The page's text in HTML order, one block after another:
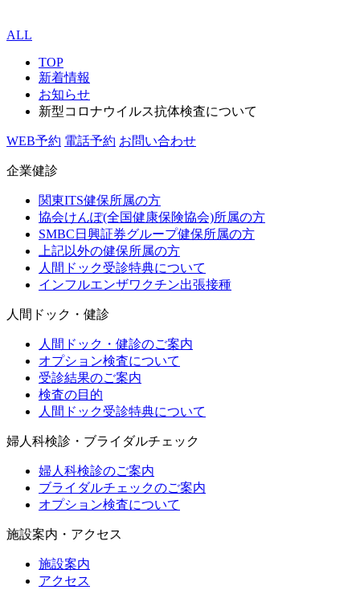
ALL
TOP
新着情報
お知らせ
新型コロナウイルス抗体検査について
WEB予約 電話予約 お問い合わせ
企業健診
関東ITS健保所属の方
協会けんぽ(全国健康保険協会)所属の方
SMBC日興証券グループ健保所属の方
上記以外の健保所属の方
人間ドック受診特典について
インフルエンザワクチン出張接種
人間ドック・健診
人間ドック・健診のご案内
オプション検査について
受診結果のご案内
検査の目的
人間ドック受診特典について
婦人科検診・ブライダルチェック
婦人科検診のご案内
ブライダルチェックのご案内
オプション検査について
施設案内・アクセス
施設案内
アクセス